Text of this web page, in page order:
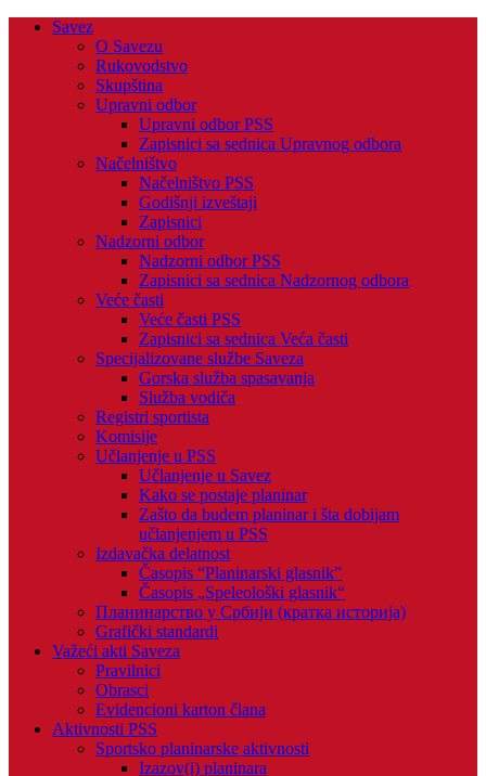
Savez
O Savezu
Rukovodstvo
Skupština
Upravni odbor
Upravni odbor PSS
Zapisnici sa sednica Upravnog odbora
Načelništvo
Načelništvo PSS
Godišnji izveštaji
Zapisnici
Nadzorni odbor
Nadzorni odbor PSS
Zapisnici sa sednica Nadzornog odbora
Veće časti
Veće časti PSS
Zapisnici sa sednica Veća časti
Specijalizovane službe Saveza
Gorska služba spasavanja
Služba vodiča
Registri sportista
Komisije
Učlanjenje u PSS
Učlanjenje u Savez
Kako se postaje planinar
Zašto da budem planinar i šta dobijam
učlanjenjem u PSS
Izdavačka delatnost
Časopis “Planinarski glasnik”
Časopis „Speleološki glasnik“
Планинарство у Србији (кратка историја)
Grafički standardi
Važeći akti Saveza
Pravilnici
Obrasci
Evidencioni karton člana
Aktivnosti PSS
Sportsko planinarske aktivnosti
Izazov(i) planinara